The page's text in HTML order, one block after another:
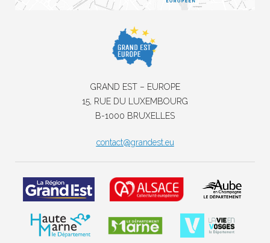
GRAND EST – EUROPE
15, RUE DU LUXEMBOURG
B-1000 BRUXELLES
contact@grandest.eu